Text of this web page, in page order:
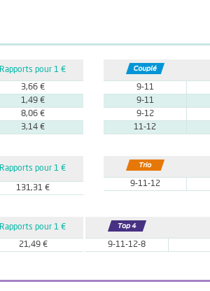
Rapports pour 1 €
3,66 €
1,49 €
8,06 €
3,14 €
9-11
9-11
9-12
11-12
Rapports pour 1 €
131,31 € 9-11-12
Rapports pour 1 €
21,49 € 9-11-12-8